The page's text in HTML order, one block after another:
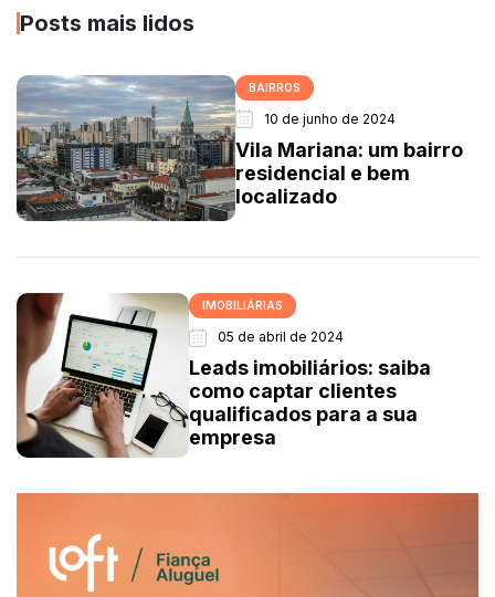
Posts mais lidos
BAIRROS
10 de junho de 2024
Vila Mariana: um bairro
residencial e bem
localizado
IMOBILIÁRIAS
05 de abril de 2024
Leads imobiliários: saiba
como captar clientes
qualificados para a sua
empresa